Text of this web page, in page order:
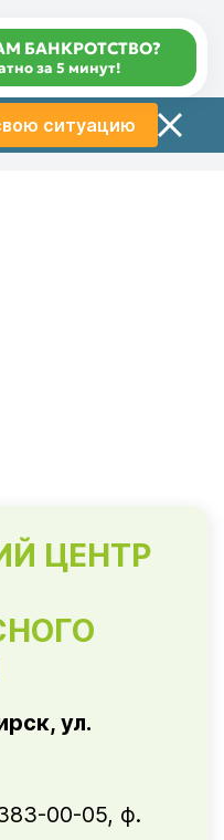
БАНКРОТСТВО?
за 5 минут!
ситуацию
ЦЕНТР
ул.
00-05, ф.